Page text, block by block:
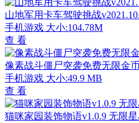
山地军用卡车驾驶挑战
手机游戏 大小:104.78M
查 看
像素战斗僵尸突袭免费无限金
手机游戏 大小:49.9 MB
查 看
猫咪家园装饰物语v1.0.9 无限星